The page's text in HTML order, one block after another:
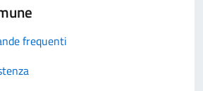
frequenti